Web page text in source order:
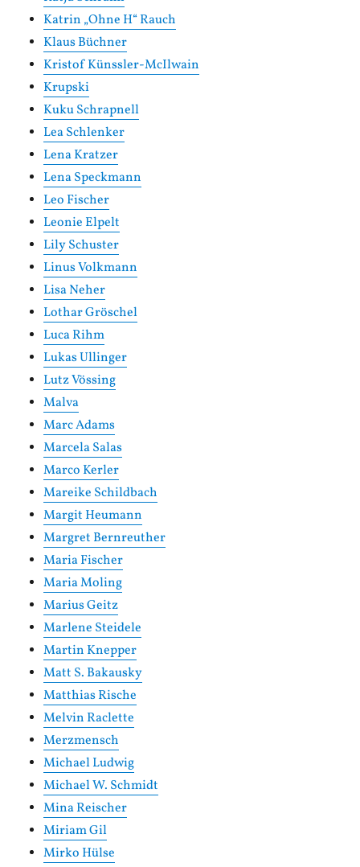
Katrin „Ohne H“ Rauch
Klaus Büchner
Kristof Künssler-McIlwain
Krupski
Kuku Schrapnell
Lea Schlenker
Lena Kratzer
Lena Speckmann
Leo Fischer
Leonie Elpelt
Lily Schuster
Linus Volkmann
Lisa Neher
Lothar Gröschel
Luca Rihm
Lukas Ullinger
Lutz Vössing
Malva
Marc Adams
Marcela Salas
Marco Kerler
Mareike Schildbach
Margit Heumann
Margret Bernreuther
Maria Fischer
Maria Moling
Marius Geitz
Marlene Steidele
Martin Knepper
Matt S. Bakausky
Matthias Rische
Melvin Raclette
Merzmensch
Michael Ludwig
Michael W. Schmidt
Mina Reischer
Miriam Gil
Mirko Hülse